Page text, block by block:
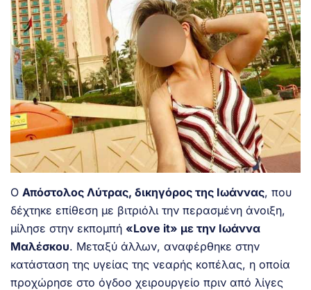
Ο Απόστολος Λύτρας, δικηγόρος της Ιωάννας, που
δέχτηκε επίθεση με βιτριόλι την περασμένη άνοιξη,
μίλησε στην εκπομπή «Love it» με την Ιωάννα
Μαλέσκου. Μεταξύ άλλων, αναφέρθηκε στην
κατάσταση της υγείας της νεαρής κοπέλας, η οποία
προχώρησε στο όγδοο χειρουργείο πριν από λίγες